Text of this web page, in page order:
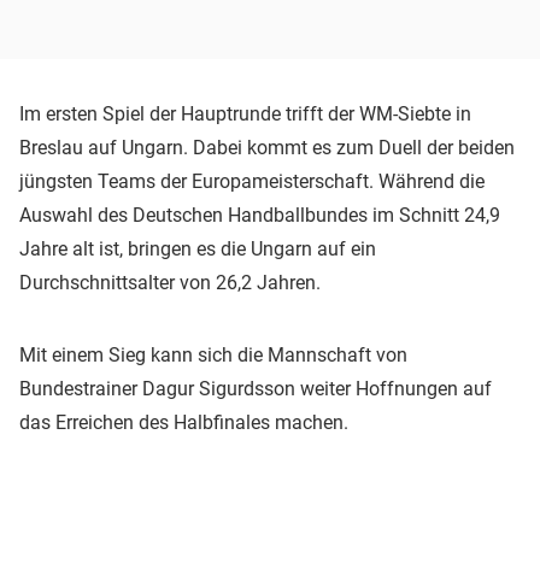
Im ersten Spiel der Hauptrunde trifft der WM-Siebte in
Breslau auf Ungarn. Dabei kommt es zum Duell der beiden
jüngsten Teams der Europameisterschaft. Während die
Auswahl des Deutschen Handballbundes im Schnitt 24,9
Jahre alt ist, bringen es die Ungarn auf ein
Durchschnittsalter von 26,2 Jahren.
Mit einem Sieg kann sich die Mannschaft von
Bundestrainer Dagur Sigurdsson weiter Hoffnungen auf
das Erreichen des Halbfinales machen.